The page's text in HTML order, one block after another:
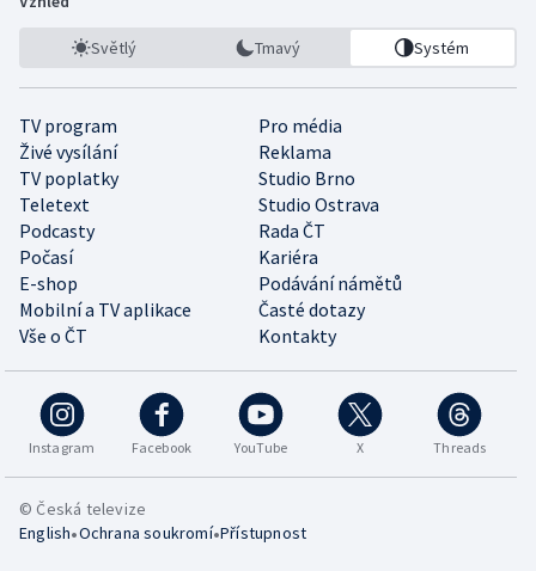
Světlý Tmavý Systém
TV program
Pro média
Živé vysílání
Reklama
TV poplatky
Studio Brno
Teletext
Studio Ostrava
Podcasty
Rada ČT
Počasí
Kariéra
E-shop
Podávání námětů
Mobilní a TV aplikace
Časté dotazy
Vše o ČT
Kontakty
Instagram Facebook YouTube X Threads
© Česká televize
English•Ochrana soukromí•Přístupnost